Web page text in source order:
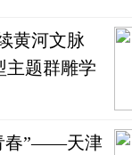
黄河文脉
题群雕学
春”——天津